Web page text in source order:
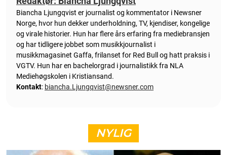
Biancha Ljungqvist er journalist og kommentator i Newsner
Norge, hvor hun dekker underholdning, TV, kjendiser, kongelige
og virale historier. Hun har flere års erfaring fra mediebransjen
og har tidligere jobbet som musikkjournalist i
musikkmagasinet Gaffa, frilanset for Red Bull og hatt praksis i
VGTV. Hun har en bachelorgrad i journalistikk fra NLA
Mediehøgskolen i Kristiansand.
Kontakt: biancha.Ljungqvist@newsner.com
NYLIG